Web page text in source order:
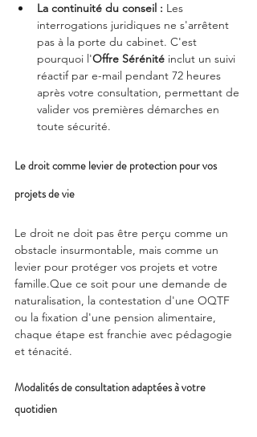
La continuité du conseil : Les
interrogations juridiques ne s'arrêtent
pas à la porte du cabinet. C'est
pourquoi l'Offre Sérénité inclut un suivi
réactif par e-mail pendant 72 heures
après votre consultation, permettant de
valider vos premières démarches en
toute sécurité.
Le droit comme levier de protection pour vos
projets de vie
Le droit ne doit pas être perçu comme un
obstacle insurmontable, mais comme un
levier pour protéger vos projets et votre
famille.Que ce soit pour une demande de
naturalisation, la contestation d'une OQTF
ou la fixation d'une pension alimentaire,
chaque étape est franchie avec pédagogie
et ténacité.
Modalités de consultation adaptées à votre
quotidien